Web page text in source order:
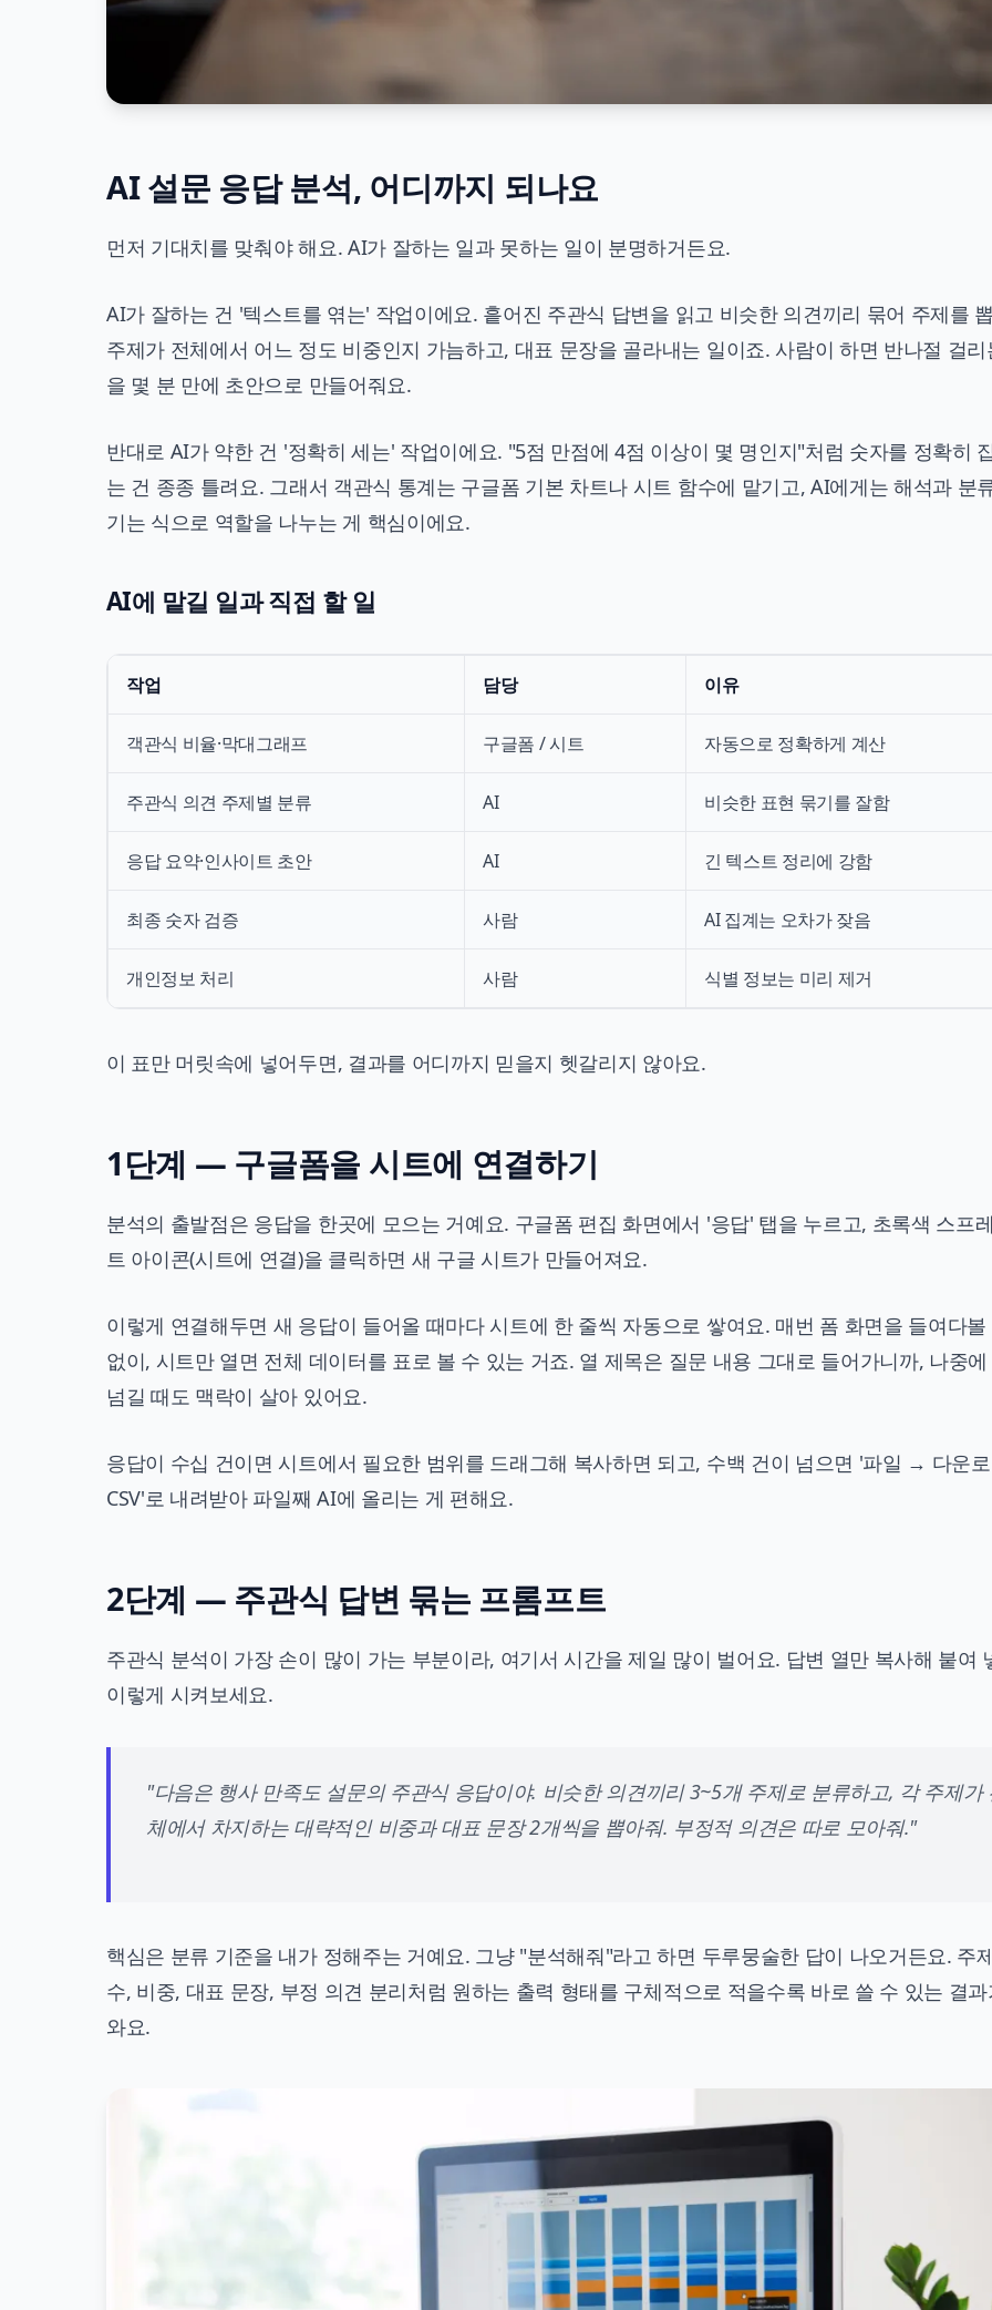
AI 설문 응답 분석, 어디까지 되나요
먼저 기대치를 맞춰야 해요. AI가 잘하는 일과 못하는 일이 분명하거든요.
AI가 잘하는 건 '텍스트를 엮는' 작업이에요. 흩어진 주관식 답변을 읽고 비슷한 의견끼리 묶어 주제를
주제가 전체에서 어느 정도 비중인지 가늠하고, 대표 문장을 골라내는 일이죠. 사람이 하면 반나절 걸리
을 몇 분 만에 초안으로 만들어줘요.
반대로 AI가 약한 건 '정확히 세는' 작업이에요. "5점 만점에 4점 이상이 몇 명인지"처럼 숫자를 정확히
는 건 종종 틀려요. 그래서 객관식 통계는 구글폼 기본 차트나 시트 함수에 맡기고, AI에게는 해석과 분
기는 식으로 역할을 나누는 게 핵심이에요.
AI에 맡길 일과 직접 할 일
작업 담당 이유
객관식 비율·막대그래프 구글폼 / 시트 자동으로 정확하게 계산
주관식 의견 주제별 분류 AI 비슷한 표현 묶기를 잘함
응답 요약·인사이트 초안 AI 긴 텍스트 정리에 강함
최종 숫자 검증 사람 AI 집계는 오차가 잦음
개인정보 처리 사람 식별 정보는 미리 제거
이 표만 머릿속에 넣어두면, 결과를 어디까지 믿을지 헷갈리지 않아요.
1단계 — 구글폼을 시트에 연결하기
분석의 출발점은 응답을 한곳에 모으는 거예요. 구글폼 편집 화면에서 '응답' 탭을 누르고, 초록색 스프
트 아이콘(시트에 연결)을 클릭하면 새 구글 시트가 만들어져요.
이렇게 연결해두면 새 응답이 들어올 때마다 시트에 한 줄씩 자동으로 쌓여요. 매번 폼 화면을 들여다볼
없이, 시트만 열면 전체 데이터를 표로 볼 수 있는 거죠. 열 제목은 질문 내용 그대로 들어가니까, 나중
넘길 때도 맥락이 살아 있어요.
응답이 수십 건이면 시트에서 필요한 범위를 드래그해 복사하면 되고, 수백 건이 넘으면 '파일 → 다운
CSV'로 내려받아 파일째 AI에 올리는 게 편해요.
2단계 — 주관식 답변 묶는 프롬프트
주관식 분석이 가장 손이 많이 가는 부분이라, 여기서 시간을 제일 많이 벌어요. 답변 열만 복사해 붙여
이렇게 시켜보세요.
"다음은 행사 만족도 설문의 주관식 응답이야. 비슷한 의견끼리 3~5개 주제로 분류하고, 각 주제가
체에서 차지하는 대략적인 비중과 대표 문장 2개씩을 뽑아줘. 부정적 의견은 따로 모아줘."
핵심은 분류 기준을 내가 정해주는 거예요. 그냥 "분석해줘"라고 하면 두루뭉술한 답이 나오거든요. 주
수, 비중, 대표 문장, 부정 의견 분리처럼 원하는 출력 형태를 구체적으로 적을수록 바로 쓸 수 있는 결
와요.